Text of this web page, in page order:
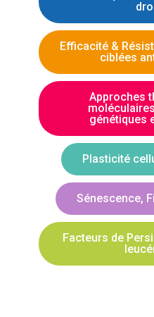
Efficacité &
ciblées
Approches
génétiques
Plasticité
Sénescence,
Facteurs de